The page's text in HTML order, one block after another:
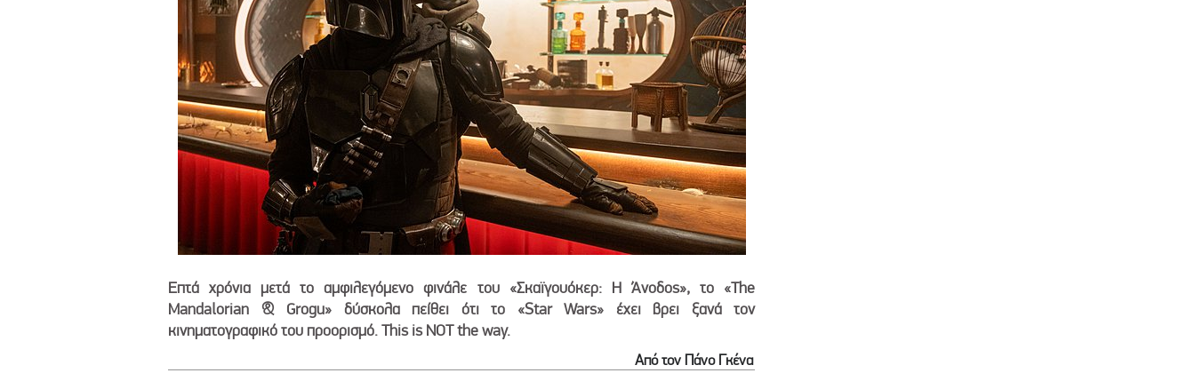
Επτά χρόνια μετά το αμφιλεγόμενο φινάλε του «Σκαϊγουόκερ: Η Άνοδος», το «The
Mandalorian & Grogu» δύσκολα πείθει ότι το «Star Wars» έχει βρει ξανά τον
κινηματογραφικό του προορισμό. This is NOT the way.
Από τον Πάνο Γκένα